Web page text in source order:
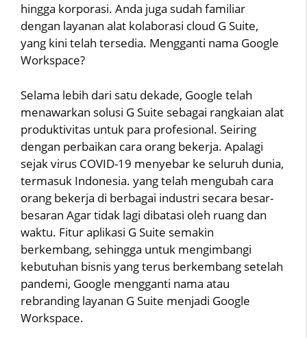
hingga korporasi. Anda juga sudah familiar
dengan layanan alat kolaborasi cloud G Suite,
yang kini telah tersedia. Mengganti nama Google
Workspace?
Selama lebih dari satu dekade, Google telah
menawarkan solusi G Suite sebagai rangkaian alat
produktivitas untuk para profesional. Seiring
dengan perbaikan cara orang bekerja. Apalagi
sejak virus COVID-19 menyebar ke seluruh dunia,
termasuk Indonesia. yang telah mengubah cara
orang bekerja di berbagai industri secara besar-
besaran Agar tidak lagi dibatasi oleh ruang dan
waktu. Fitur aplikasi G Suite semakin
berkembang, sehingga untuk mengimbangi
kebutuhan bisnis yang terus berkembang setelah
pandemi, Google mengganti nama atau
rebranding layanan G Suite menjadi Google
Workspace.